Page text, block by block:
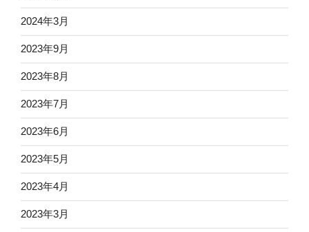
2024年3月
2023年9月
2023年8月
2023年7月
2023年6月
2023年5月
2023年4月
2023年3月